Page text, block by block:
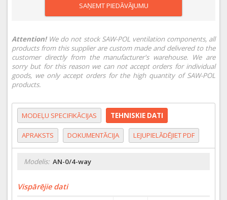
SAŅEMT PIEDĀVĀJUMU
Attention!We do not stock SAW-POL ventilation components, all
products from this supplier are custom made and delivered to the
customer directly from the manufacturer's warehouse. We are
sorry but for this reason we can not accept orders for individual
goods, we only accept orders for the high quantity of SAW-POL
products.
MODEĻU SPECIFIKĀCIJAS TEHNISKIE DATI
APRAKSTS DOKUMENTĀCIJA LEJUPIELĀDĒJIET PDF
Modelis: AN-0/4-way
Vispārējie dati